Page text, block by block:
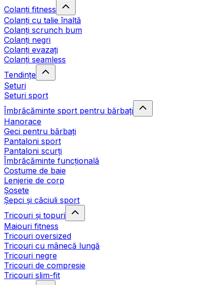
Colanți fitness
Colanți cu talie înaltă
Colanți scrunch bum
Colanți negri
Colanți evazați
Colanți seamless
Tendințe
Seturi
Seturi sport
Îmbrăcăminte sport pentru bărbați
Hanorace
Geci pentru bărbați
Pantaloni sport
Pantaloni scurți
Îmbrăcăminte funcțională
Costume de baie
Lenjerie de corp
Șosete
Șepci și căciuli sport
Tricouri și topuri
Maiouri fitness
Tricouri oversized
Tricouri cu mânecă lungă
Tricouri negre
Tricouri de compresie
Tricouri slim-fit